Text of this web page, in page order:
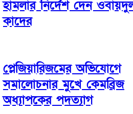
হামলার নির্দেশ দেন
কাদের
প্লেজিয়ারিজমের অভিযোগে
সমালোচনার মুখে কেমব্রিজ
অধ্যাপকের পদত্যাগ